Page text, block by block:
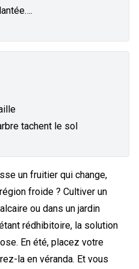
tachent le sol
un fruitier qui change,
froide ? Cultiver un
ou dans un jardin
rédhibitoire, la solution
En été, placez votre
la en véranda. Et vous